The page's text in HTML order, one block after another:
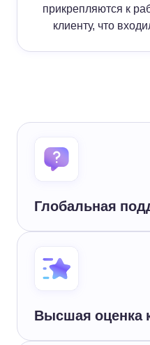
прикрепляются к
клиенту, что
Глобальная
Высшая оценка